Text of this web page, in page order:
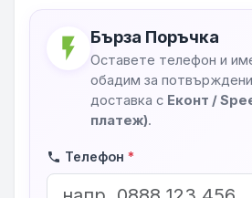
flash_on Бърза Поръчка
Оставете телефон и
обадим за
доставка с Еконт /
платеж).
phone Телефон *